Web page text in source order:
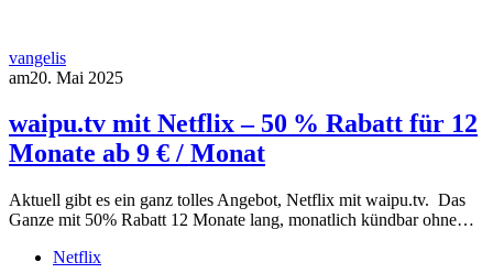
vangelis
am20. Mai 2025
waipu.tv mit Netflix – 50 % Rabatt für 12
Monate ab 9 € / Monat
Aktuell gibt es ein ganz tolles Angebot, Netflix mit waipu.tv. Das
Ganze mit 50% Rabatt 12 Monate lang, monatlich kündbar ohne…
Netflix